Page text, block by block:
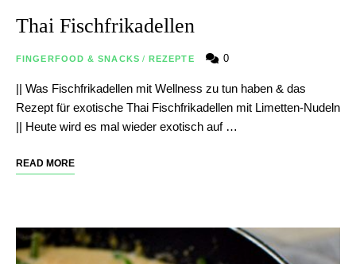
Thai Fischfrikadellen
FINGERFOOD & SNACKS / REZEPTE 0
|| Was Fischfrikadellen mit Wellness zu tun haben & das
Rezept für exotische Thai Fischfrikadellen mit Limetten-Nudeln
|| Heute wird es mal wieder exotisch auf …
READ MORE